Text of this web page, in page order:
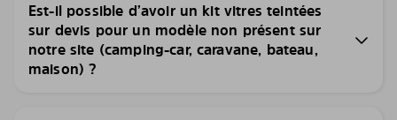
Est-il possible d’avoir un kit vitres teintées
sur devis pour un modèle non présent sur
notre site (camping-car, caravane, bateau,
maison) ?